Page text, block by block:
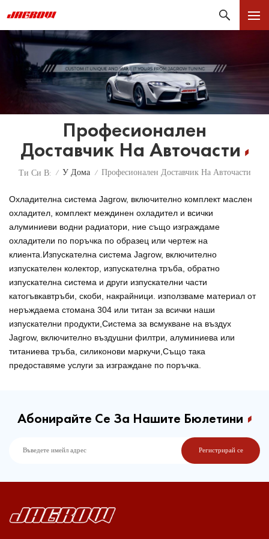
Професионален
Доставчик На Авточасти
Ти Си В: / У Дома / Професионален Доставчик На Авточасти
Охладителна система Jagrow, включително комплект маслен
охладител, комплект междинен охладител и всички
алуминиеви водни радиатори, ние също изграждаме
охладители по поръчка по образец или чертеж на
клиента. Изпускателна система Jagrow, включително
изпускателен колектор, изпускателна тръба, обратно
изпускателна система и други изпускателни части
катогъвкавтръби, скоби, накрайници. използваме материал от
неръждаема стомана 304 или титан за всички наши
изпускателни продукти, Система за всмукване на въздух
Jagrow, включително въздушни филтри, алуминиева или
титаниева тръба, силиконови маркучи, Също така
предоставяме услуги за изграждане по поръчка.
Абонирайте Се За Нашите Бюлетини